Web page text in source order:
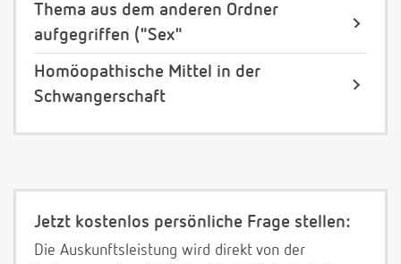
Thema aus dem anderen Ordner
aufgegriffen ("Sex"
Homöopathische Mittel in der
Schwangerschaft
Jetzt kostenlos persönliche Frage stellen:
Die Auskunftsleistung wird direkt von der